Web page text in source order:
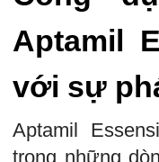
Aptamil
với sự
Aptamil
trong những